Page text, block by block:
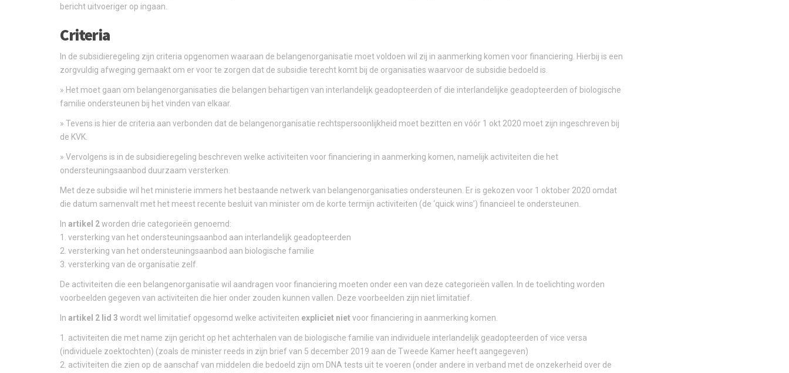
bericht uitvoeriger op ingaan.
Criteria
In de subsidieregeling zijn criteria opgenomen waaraan de belangenorganisatie moet voldoen wil zij in aanmerking komen voor financiering. Hierbij is een
zorgvuldig afweging gemaakt om er voor te zorgen dat de subsidie terecht komt bij de organisaties waarvoor de subsidie bedoeld is.
» Het moet gaan om belangenorganisaties die belangen behartigen van interlandelijk geadopteerden of die interlandelijke geadopteerden of biologische
familie ondersteunen bij het vinden van elkaar.
» Tevens is hier de criteria aan verbonden dat de belangenorganisatie rechtspersoonlijkheid moet bezitten en vóór 1 okt 2020 moet zijn ingeschreven bij
de KVK.
» Vervolgens is in de subsidieregeling beschreven welke activiteiten voor financiering in aanmerking komen, namelijk activiteiten die het
ondersteuningsaanbod duurzaam versterken.
Met deze subsidie wil het ministerie immers het bestaande netwerk van belangenorganisaties ondersteunen. Er is gekozen voor 1 oktober 2020 omdat
die datum samenvalt met het meest recente besluit van minister om de korte termijn activiteiten (de ‘quick wins’) financieel te ondersteunen.
In artikel 2worden drie categorieën genoemd:
1. versterking van het ondersteuningsaanbod aan interlandelijk geadopteerden
2. versterking van het ondersteuningsaanbod aan biologische familie
3. versterking van de organisatie zelf.
De activiteiten die een belangenorganisatie wil aandragen voor financiering moeten onder een van deze categorieën vallen. In de toelichting worden
voorbeelden gegeven van activiteiten die hier onder zouden kunnen vallen. Deze voorbeelden zijn niet limitatief.
In artikel 2 lid 3 wordt wel limitatief opgesomd welke activiteiten expliciet niet voor financiering in aanmerking komen.
1. activiteiten die met name zijn gericht op het achterhalen van de biologische familie van individuele interlandelijk geadopteerden of vice versa
(individuele zoektochten) (zoals de minister reeds in zijn brief van 5 december 2019 aan de Tweede Kamer heeft aangegeven)
2. activiteiten die zien op de aanschaf van middelen die bedoeld zijn om DNA tests uit te voeren (onder andere in verband met de onzekerheid over de